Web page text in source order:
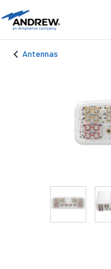
Antennas